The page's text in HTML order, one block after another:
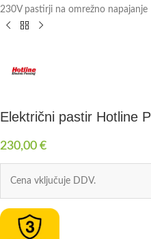
230V pastirji na omrežno napajanje
Električni pastir Hotline
230,00 €
Cena vključuje DDV.